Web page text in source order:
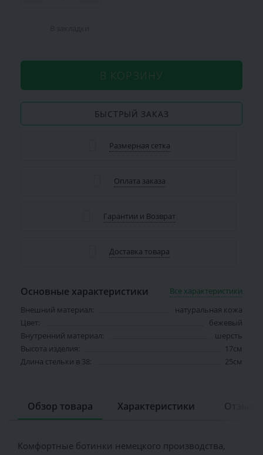
В КОРЗИНУ
БЫСТРЫЙ ЗАКАЗ
Размерная сетка
Оплата заказа
Гарантии и Возврат
Доставка товара
Основные характеристики
Все характеристики
Внешний материал:
натуральная кожа
Цвет:
бежевый
Внутренний материал:
шерсть
Высота изделия:
17см
Длина стельки в 38:
25см
Обзор товара Характеристики
Комфортные ботинки немецкого производства,